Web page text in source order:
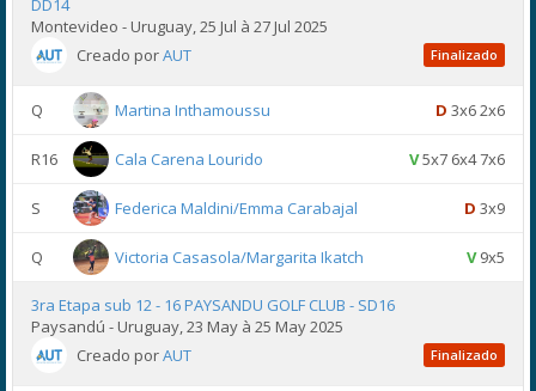
DD14
Montevideo - Uruguay, 25 Jul à 27 Jul 2025
Creado porAUT Finalizado
Q Martina Inthamoussu D 3x6 2x6
R16 Cala Carena Lourido V5x7 6x4 7x6
S Federica Maldini/Emma Carabajal D 3x9
Q Victoria Casasola/Margarita Ikatch V9x5
3ra Etapa sub 12 - 16 PAYSANDU GOLF CLUB - SD16
Paysandú - Uruguay, 23 May à 25 May 2025
Creado porAUT Finalizado